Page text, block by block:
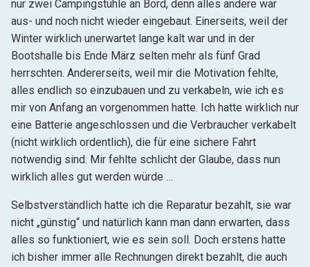
nur zwei Campingstühle an Bord, denn alles andere war
aus- und noch nicht wieder eingebaut. Einerseits, weil der
Winter wirklich unerwartet lange kalt war und in der
Bootshalle bis Ende März selten mehr als fünf Grad
herrschten. Andererseits, weil mir die Motivation fehlte,
alles endlich so einzubauen und zu verkabeln, wie ich es
mir von Anfang an vorgenommen hatte. Ich hatte wirklich nur
eine Batterie angeschlossen und die Verbraucher verkabelt
(nicht wirklich ordentlich), die für eine sichere Fahrt
notwendig sind. Mir fehlte schlicht der Glaube, dass nun
wirklich alles gut werden würde …
Selbstverständlich hatte ich die Reparatur bezahlt, sie war
nicht „günstig“ und natürlich kann man dann erwarten, dass
alles so funktioniert, wie es sein soll. Doch erstens hatte
ich bisher immer alle Rechnungen direkt bezahlt, die auch